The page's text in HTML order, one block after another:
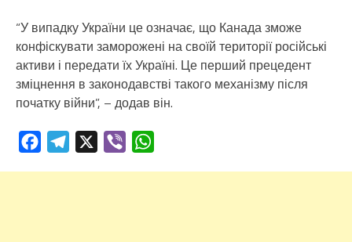
“У випадку України це означає, що Канада зможе
конфіскувати заморожені на своїй території російські
активи і передати їх Україні. Це перший прецедент
зміцнення в законодавстві такого механізму після
початку війни”, – додав він.
FacebookTelegram Viber